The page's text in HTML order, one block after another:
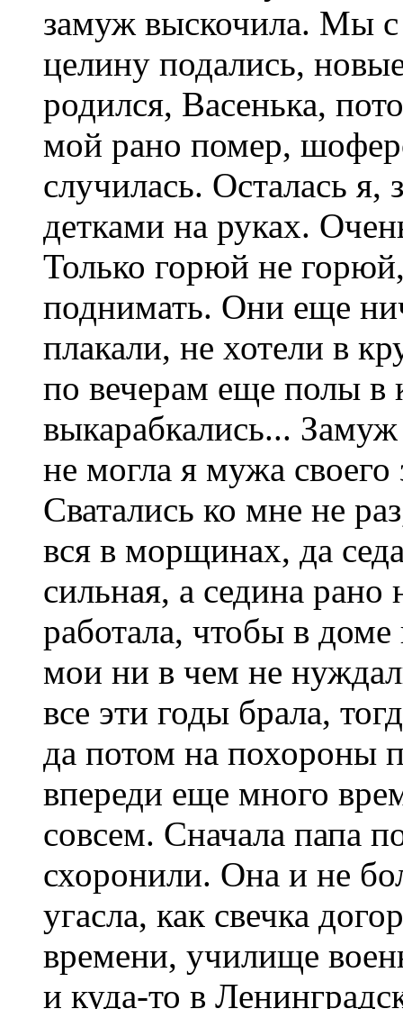
замуж выскочила. Мы
целину подались,
родился, Васенька,
мой рано помер,
случилась. Осталась
детками на руках.
Только горюй не
поднимать. Они еще
плакали, не хотели в
по вечерам еще полы в
выкарабкались...
не могла я мужа
Сватались ко мне не
вся в морщинах, да
сильная, а седина рано
работала, чтобы в
мои ни в чем не
все эти годы брала,
да потом на похороны
впереди еще много
совсем. Сначала папа
схоронили. Она и не
угасла, как свечка
времени, училище
и куда-то в